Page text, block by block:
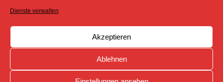
Dienste verwalten
Akzeptieren
Ablehnen